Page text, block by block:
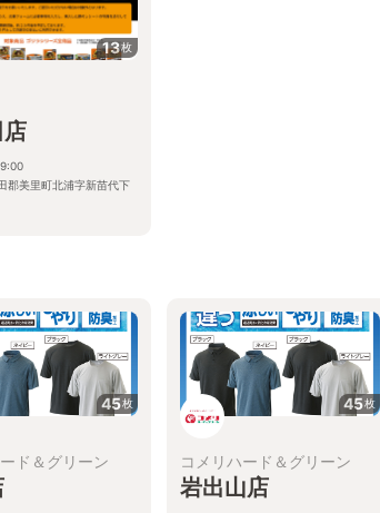
13枚
郡美里町北浦字新苗代下
45枚
ド＆グリーン
45枚
コメリハード＆グリーン
岩出山店